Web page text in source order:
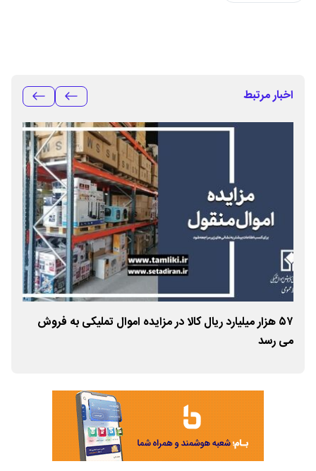
اخبار مرتبط
۵۷ هزار میلیارد ریال کالا در مزایده اموال تملیکی به فروش
می رسد